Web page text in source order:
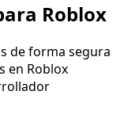
Roblox
de forma segura
en Roblox